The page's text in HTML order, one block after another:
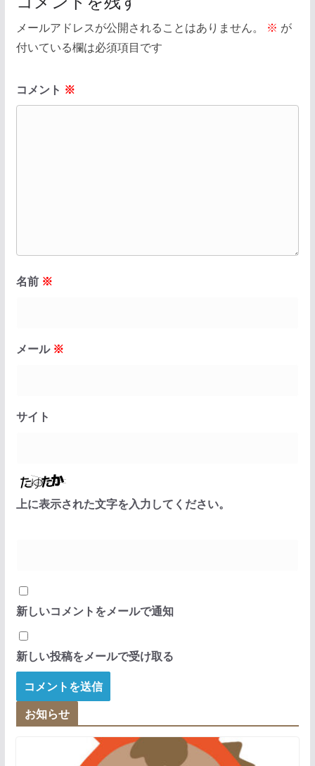
メールアドレスが公開されることはありません。 ※ が
付いている欄は必須項目です
コメント ※
名前 ※
メール ※
サイト
上に表示された文字を入力してください。
新しいコメントをメールで通知
新しい投稿をメールで受け取る
お知らせ